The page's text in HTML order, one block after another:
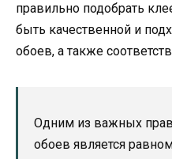
правильно подобрать
быть качественной и
обоев, а также
Одним из важных
обоев является